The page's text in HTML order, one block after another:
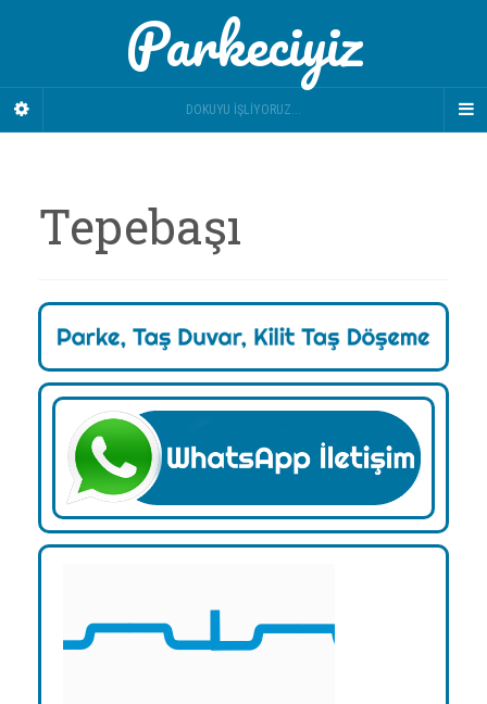
Parkeciyiz
DOKUYU İŞLIYORUZ...
Tepebaşı